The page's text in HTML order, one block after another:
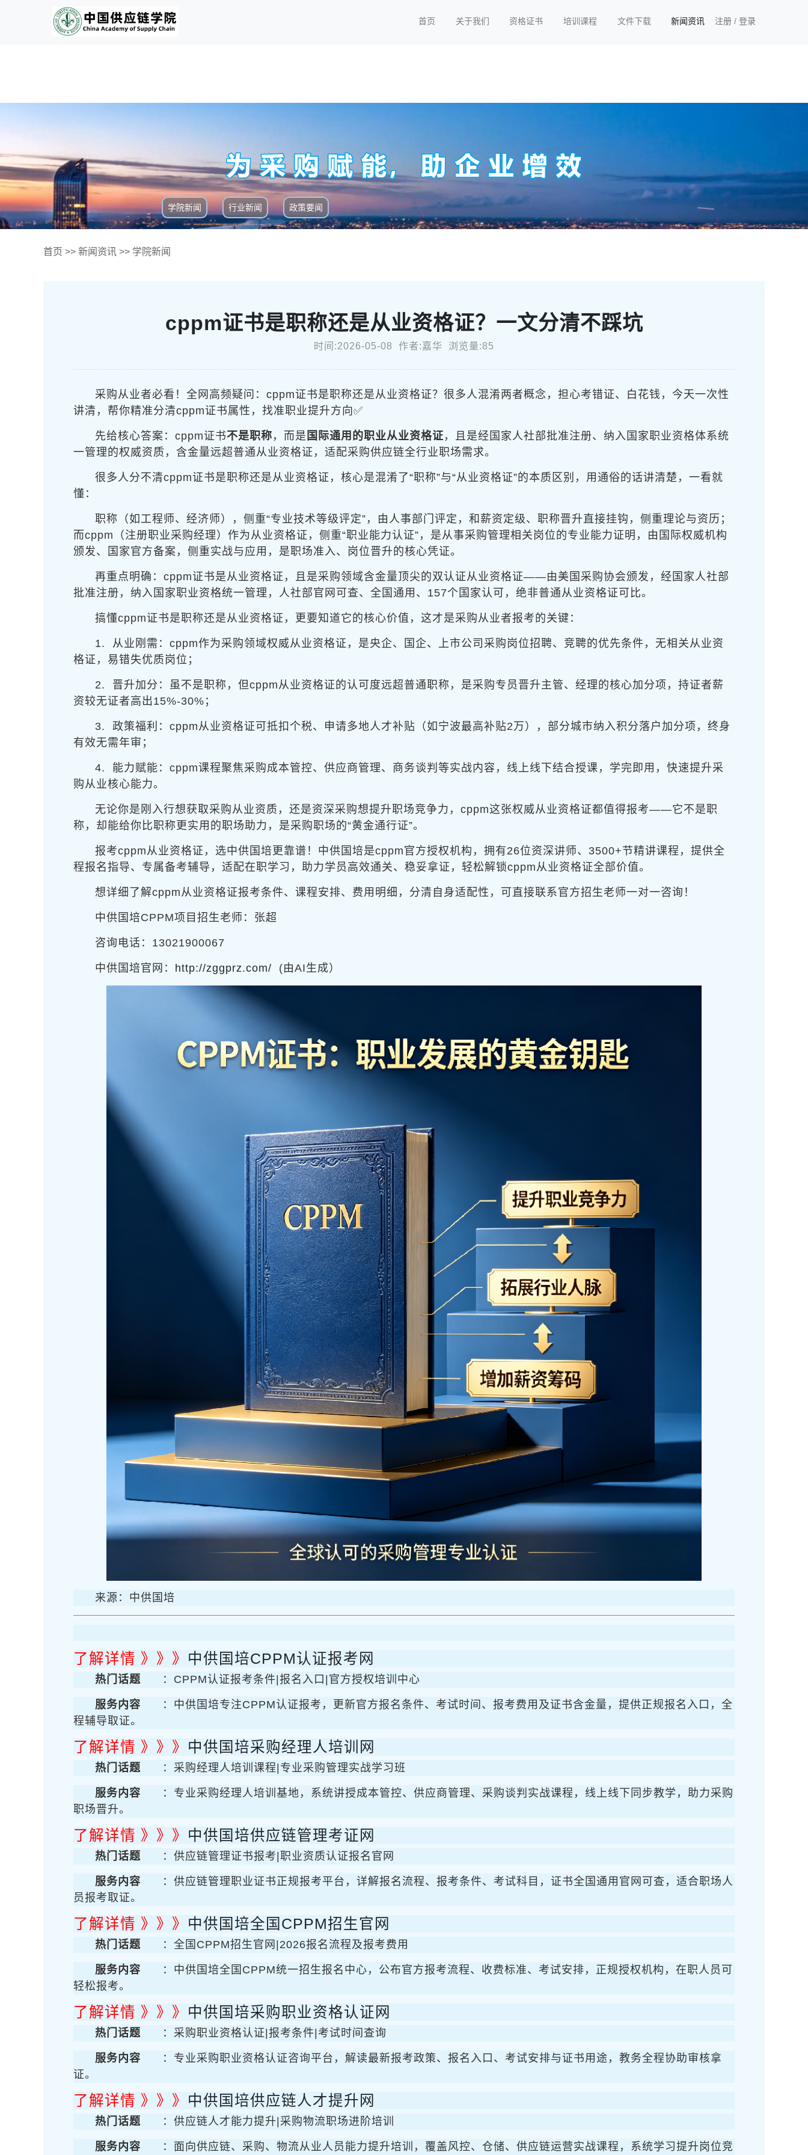
首页 关于我们 资格证书 培训课程 文件下载 新闻资讯 注册 / 登录
学院新闻 行业新闻 政策要闻
首页 >> 新闻资讯 >> 学院新闻
cppm证书是职称还是从业资格证？一文分清不踩坑
时间:2026-05-08 作者:嘉华 浏览量:85
采购从业者必看！全网高频疑问：cppm证书是职称还是从业资格证？很多人混淆两者概念，担心考错证、白花钱，今天一次性
讲清，帮你精准分清cppm证书属性，找准职业提升方向✅
先给核心答案：cppm证书不是职称 ，而是 国际通用的职业从业资格证 ，且是经国家人社部批准注册、纳入国家职业资格体系统
一管理的权威资质，含金量远超普通从业资格证，适配采购供应链全行业职场需求。
很多人分不清cppm证书是职称还是从业资格证，核心是混淆了“职称”与“从业资格证”的本质区别，用通俗的话讲清楚，一看就
懂：
职称（如工程师、经济师），侧重“专业技术等级评定”，由人事部门评定，和薪资定级、职称晋升直接挂钩，侧重理论与资历；
而cppm（注册职业采购经理）作为从业资格证，侧重“职业能力认证”，是从事采购管理相关岗位的专业能力证明，由国际权威机构
颁发、国家官方备案，侧重实战与应用，是职场准入、岗位晋升的核心凭证。
再重点明确：cppm证书是从业资格证，且是采购领域含金量顶尖的双认证从业资格证——由美国采购协会颁发，经国家人社部
批准注册，纳入国家职业资格统一管理，人社部官网可查、全国通用、157个国家认可，绝非普通从业资格证可比。
搞懂cppm证书是职称还是从业资格证，更要知道它的核心价值，这才是采购从业者报考的关键：
1. 从业刚需：cppm作为采购领域权威从业资格证，是央企、国企、上市公司采购岗位招聘、竞聘的优先条件，无相关从业资
格证，易错失优质岗位；
2. 晋升加分：虽不是职称，但cppm从业资格证的认可度远超普通职称，是采购专员晋升主管、经理的核心加分项，持证者薪
资较无证者高出15%-30%；
3. 政策福利：cppm从业资格证可抵扣个税、申请多地人才补贴（如宁波最高补贴2万），部分城市纳入积分落户加分项，终身
有效无需年审；
4. 能力赋能：cppm课程聚焦采购成本管控、供应商管理、商务谈判等实战内容，线上线下结合授课，学完即用，快速提升采
购从业核心能力。
无论你是刚入行想获取采购从业资质，还是资深采购想提升职场竞争力，cppm这张权威从业资格证都值得报考——它不是职
称，却能给你比职称更实用的职场助力，是采购职场的“黄金通行证”。
报考cppm从业资格证，选中供国培更靠谱！中供国培是cppm官方授权机构，拥有26位资深讲师、3500+节精讲课程，提供全
程报名指导、专属备考辅导，适配在职学习，助力学员高效通关、稳妥拿证，轻松解锁cppm从业资格证全部价值。
想详细了解cppm从业资格证报考条件、课程安排、费用明细，分清自身适配性，可直接联系官方招生老师一对一咨询！
中供国培CPPM项目招生老师：张超
咨询电话：13021900067
中供国培官网： http://zggprz.com/ (由AI生成）
来源：中供国培
了解详情 》》》 中供国培CPPM认证报考网
热门话题 ：CPPM认证报考条件|报名入口|官方授权培训中心
服务内容
：中供国培专注CPPM认证报考，更新官方报名条件、考试时间、报考费用及证书含金量，提供正规报名入口，全
程辅导取证。
了解详情 》》》 中供国培采购经理人培训网
热门话题 ：采购经理人培训课程|专业采购管理实战学习班
服务内容
：专业采购经理人培训基地，系统讲授成本管控、供应商管理、采购谈判实战课程，线上线下同步教学，助力采购
职场晋升。
了解详情 》》》 中供国培供应链管理考证网
热门话题 ：供应链管理证书报考|职业资质认证报名官网
服务内容
：供应链管理职业证书正规报考平台，详解报名流程、报考条件、考试科目，证书全国通用官网可查，适合职场人
员报考取证。
了解详情 》》》 中供国培全国CPPM招生官网
热门话题 ：全国CPPM招生官网|2026报名流程及报考费用
服务内容
：中供国培全国CPPM统一招生报名中心，公布官方报考流程、收费标准、考试安排，正规授权机构，在职人员可
轻松报考。
了解详情 》》》 中供国培采购职业资格认证网
热门话题 ：采购职业资格认证|报考条件|考试时间查询
服务内容
：专业采购职业资格认证咨询平台，解读最新报考政策、报名入口、考试安排与证书用途，教务全程协助审核拿
证。
了解详情 》》》 中供国培供应链人才提升网
热门话题 ：供应链人才能力提升|采购物流职场进阶培训
服务内容 ：面向供应链、采购、物流从业人员能力提升培训，覆盖风控、仓储、供应链运营实战课程，系统学习提升岗位竞